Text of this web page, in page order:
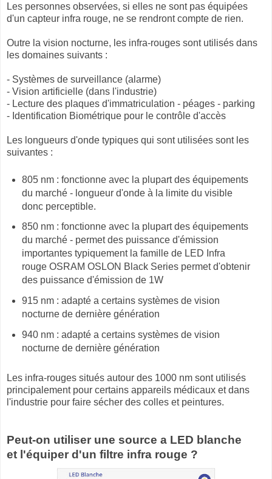
Les personnes observées, si elles ne sont pas équipées
d'un capteur infra rouge, ne se rendront compte de rien.
Outre la vision nocturne, l es infra-rouges sont utilisés dans
les domaines suivants :
- Systèmes de surveillance (alarme)
- Vision artificielle (dans l'industrie)
- Lecture des plaques d'immatriculation - péages - parking
- Identification Biométrique pour le contrôle d'accès
Les longueurs d'onde typiques qui sont utilisées sont les
suivantes :
805 nm : fonctionne avec la plupart des équipements
du marché - longueur d'onde à la limite du visible
donc perceptible.
850 nm : fonctionne avec la plupart des équipements
du marché - permet des puissance d'émission
importantes typiquement la famille de LED Infra
rouge OSRAM OSLON Black Series permet d'obtenir
des puissance d'émission de 1W
915 nm : adapté a certains systèmes de vision
nocturne de dernière génération
940 nm : adapté a certains systèmes de vision
nocturne de dernière génération
Les infra-rouges situés autour des 1000 nm sont utilisés
principalement pour certains appareils médicaux et dans
l'industrie pour faire sécher des colles et peintures.
Peut-on utiliser une source a LED blanche
et l'équiper d'un filtre infra rouge ?